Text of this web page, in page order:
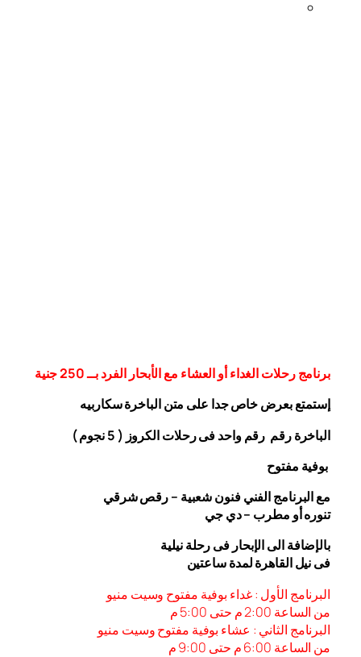
برنامج رحلات الغداء أو العشاء مع الأبحار الفرد بــ 250 جنية
إستمتع بعرض خاص جدا على متن الباخرةسكاربيه
الباخرة رقم رقم واحد فى رحلات الكروز ( 5 نجوم )
بوفية مفتوح
مع البرنامج الفني فنون شعبية – رقص شرقي
تنوره أو مطرب – دي جي
بالإضافة الى الإبحار فى رحلة نيلية
فى نيل القاهرة لمدة ساعتين
البرنامج الأول : غداء بوفية مفتوح وسيت منيو
من الساعة 2:00 م حتى 5:00 م
البرنامج الثاني : عشاء بوفية مفتوح وسيت منيو
من الساعة 6:00 م حتى 9:00 م